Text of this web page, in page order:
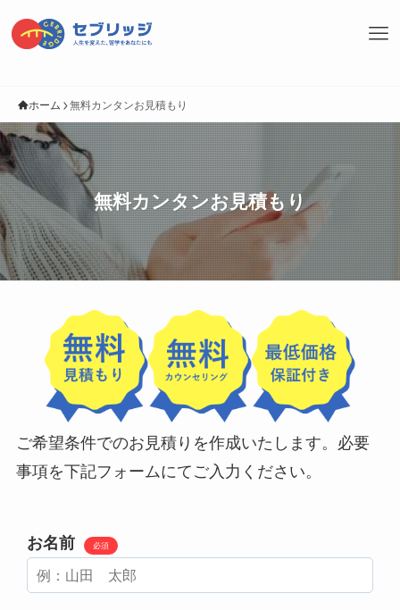
ホーム 無料カンタンお見積もり
無料カンタンお見積もり
ご希望条件でのお見積りを作成いたします。必要
事項を下記フォームにてご入力ください。
お名前 必須